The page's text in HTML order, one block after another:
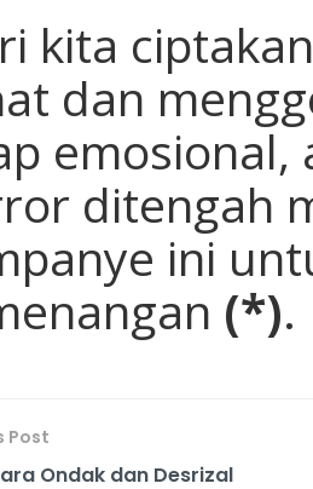
kita
dan
ditengah
ini
(*).
Post
Ondak dan Desrizal